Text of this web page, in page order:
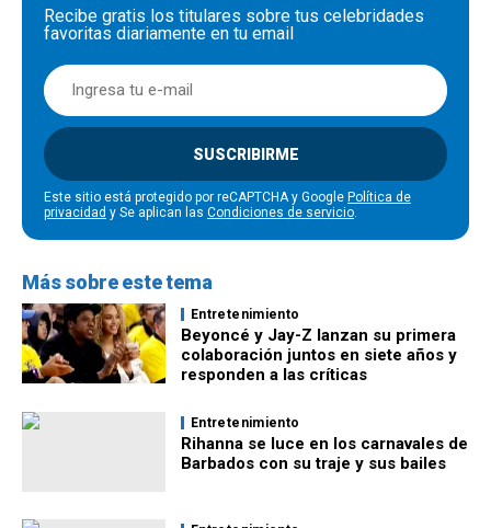
Recibe gratis los titulares sobre tus celebridades
favoritas diariamente en tu email
SUSCRIBIRME
Este sitio está protegido por reCAPTCHA y Google Política de
privacidad y Se aplican las Condiciones de servicio.
Más sobre este tema
Entretenimiento
Beyoncé y Jay-Z lanzan su primera
colaboración juntos en siete años y
responden a las críticas
Entretenimiento
Rihanna se luce en los carnavales de
Barbados con su traje y sus bailes